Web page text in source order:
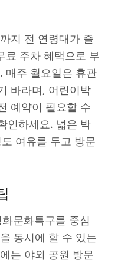
지 전 연령대가 즐
료 주차 혜택으로 부
매주 월요일은 휴관
바라며, 어린이박
예약이 필요할 수
인하세요. 넓은 박
여유를 두고 방문
문화특구를 중심
동시에 할 수 있는
는 야외 공원 방문